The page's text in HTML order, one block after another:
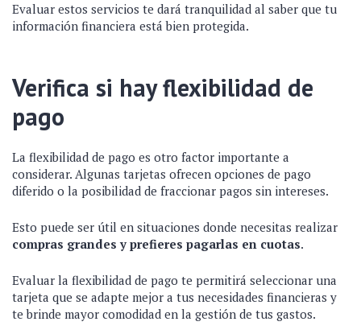
Evaluar estos servicios te dará tranquilidad al saber que tu
información financiera está bien protegida.
Verifica si hay flexibilidad de
pago
La flexibilidad de pago es otro factor importante a
considerar. Algunas tarjetas ofrecen opciones de pago
diferido o la posibilidad de fraccionar pagos sin intereses.
Esto puede ser útil en situaciones donde necesitas realizar
compras grandes y prefieres pagarlas en cuotas.
Evaluar la flexibilidad de pago te permitirá seleccionar una
tarjeta que se adapte mejor a tus necesidades financieras y
te brinde mayor comodidad en la gestión de tus gastos.